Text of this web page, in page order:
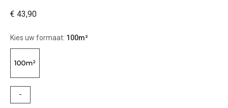
€ 43,90
Kies uw formaat: 100m²
-